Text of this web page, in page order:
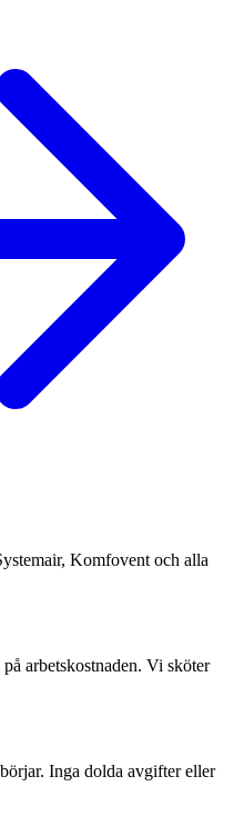
Komfovent och alla
arbetskostnaden. Vi sköter
Inga dolda avgifter eller